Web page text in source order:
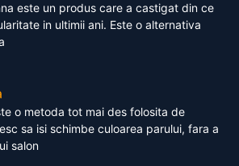
este un produs care a castigat din ce
in ultimii ani. Este o alternativa
o metoda tot mai des folosita de
sa isi schimbe culoarea parului, fara a
salon